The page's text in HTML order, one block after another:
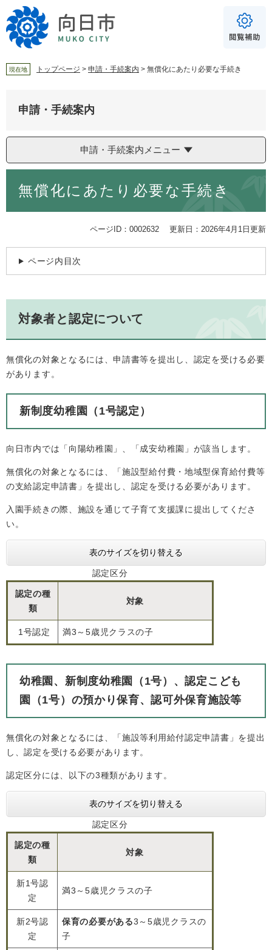
ー
ジ
ニ
ュ
ふりがな
あり なし
文字サイズ 標準 拡大
背景色
現在地 トップページ > 申請・手続案内 > 無償化にあたり必要な手続き
申請・手続案内
申請・手続案内メニュー
無償化にあたり必要な手続き
ページID：0002632 更新日：2026年4月1日更新
ページ内目次
対象者と認定について
無償化の対象となるには、申請書等を提出し、認定を受ける必要
があります。
新制度幼稚園（1号認定）
向日市内では「向陽幼稚園」、「成安幼稚園」が該当します。
無償化の対象となるには、「施設型給付費・地域型保育給付費等
の支給認定申請書」を提出し、認定を受ける必要があります。
入園手続きの際、施設を通じて子育て支援課に提出してくださ
い。
表のサイズを切り替える
認定区分
認定の種
類
対象
1号認定 満3～5歳児クラスの子
幼稚園、新制度幼稚園（1号）、認定こども
園（1号）の預かり保育、認可外保育施設等
無償化の対象となるには、「施設等利用給付認定申請書」を提出
し、認定を受ける必要があります。
認定区分には、以下の3種類があります。
表のサイズを切り替える
認定区分
認定の種
類
対象
新1号認
定
満3～5歳児クラスの子
新2号認
定
保育の必要がある3～5歳児クラスの
子